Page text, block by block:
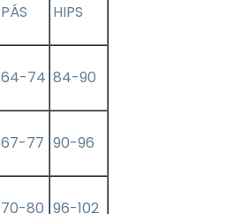
PÁS HIPS
64-74 84-90
67-77 90-96
70-80 96-102